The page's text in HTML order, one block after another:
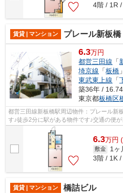
4階 / 1R
賃貸 | マンション プレール新板橋
6.3万円
都営三田線 「
埼京線 「板橋
東武東上線 「
築36年 /
東京都板橋区
都営三田線新板橋駅周辺物件：プレール新
す♪徒歩2分に駅がある物件です♪交通の便
♪初期費用や家賃のカード決済で、月...
6.3万円
敷金 1ヶ
3階 / 1K /
賃貸 | マンション 橋詰ビル